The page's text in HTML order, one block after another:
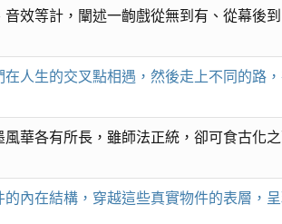
效等計，闡述一齣戲從無到有、從幕後
在人生的交叉點相遇，然後走上不同的路
風華各有所長，雖師法正統，卻可食古化
內在結構，穿越這些真實物件的表層，